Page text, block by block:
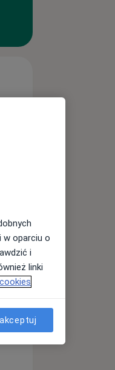
Pon,
10 Sie
w oparciu o
i
linki